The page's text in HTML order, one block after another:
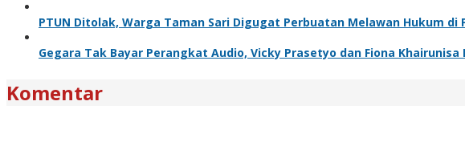
PTUN Ditolak, Warga Taman Sari Digugat Perbuatan Melawan Hukum di
Gegara Tak Bayar Perangkat Audio, Vicky Prasetyo dan Fiona
Komentar